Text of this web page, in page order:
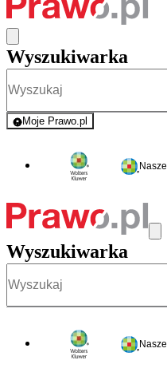
Wyszukiwarka
Moje Prawo.pl
- rejestracja i logowanie
Wyszukiwarka